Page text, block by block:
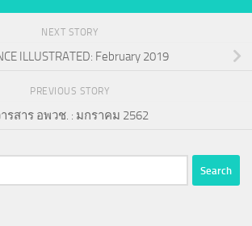
NEXT STORY
ILLUSTRATED: February 2019
PREVIOUS STORY
รสาร อพวช. : มกราคม 2562